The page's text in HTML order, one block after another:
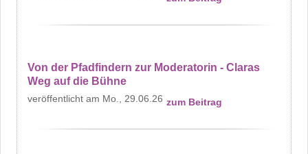
Von der Pfadfindern zur Moderatorin - Claras
Weg auf die Bühne
Mo., 29.06.26 zum Beitrag